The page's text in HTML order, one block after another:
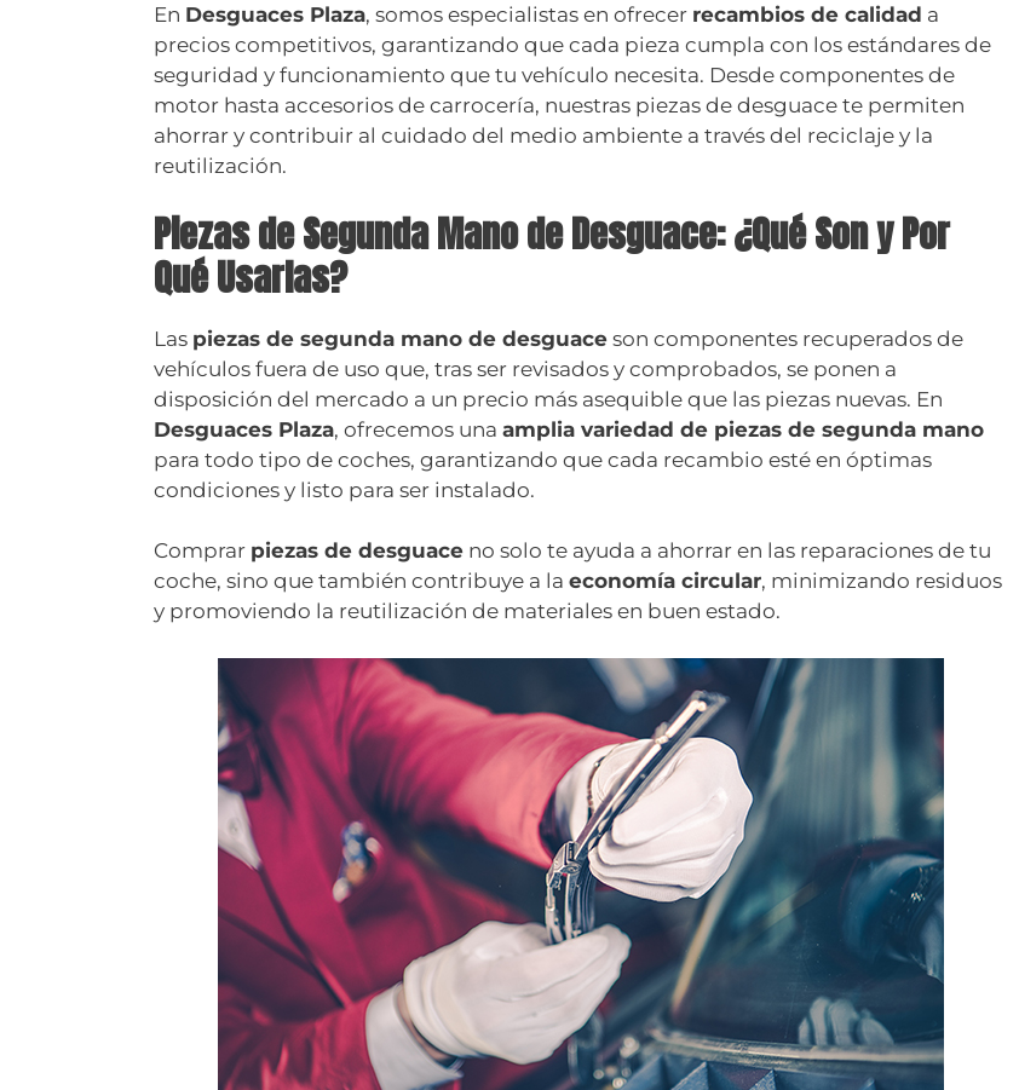
En Desguaces Plaza, somos especialistas en ofrecer recambios de calidad a
precios competitivos, garantizando que cada pieza cumpla con los estándares de
seguridad y funcionamiento que tu vehículo necesita. Desde componentes de
motor hasta accesorios de carrocería, nuestras piezas de desguace te permiten
ahorrar y contribuir al cuidado del medio ambiente a través del reciclaje y la
reutilización.
Piezas de Segunda Mano de Desguace: ¿Qué Son y Por
Qué Usarlas?
Las piezas de segunda mano de desguace son componentes recuperados de
vehículos fuera de uso que, tras ser revisados y comprobados, se ponen a
disposición del mercado a un precio más asequible que las piezas nuevas. En
Desguaces Plaza, ofrecemos una amplia variedad de piezas de segunda mano
para todo tipo de coches, garantizando que cada recambio esté en óptimas
condiciones y listo para ser instalado.
Comprar piezas de desguace no solo te ayuda a ahorrar en las reparaciones de tu
coche, sino que también contribuye a la economía circular, minimizando residuos
y promoviendo la reutilización de materiales en buen estado.